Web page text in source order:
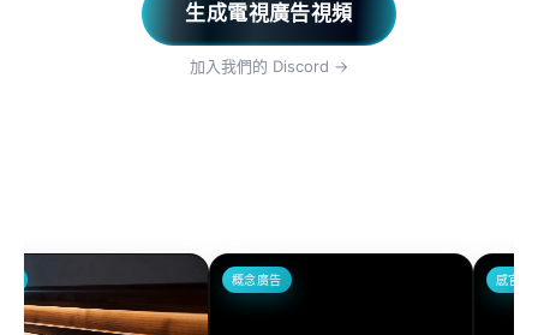
生成電視廣告視頻
加入我們的 Discord →
概念廣告 感官4K